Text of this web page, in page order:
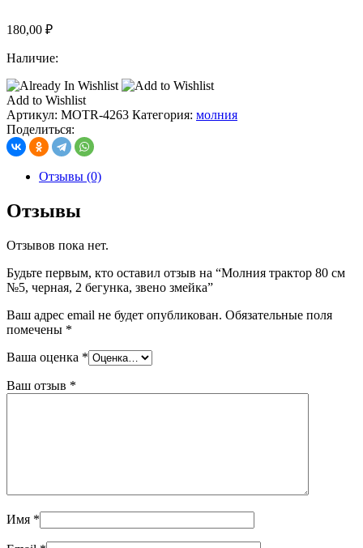
180,00 ₽
Наличие:
Add to Wishlist
Артикул: МOTR-4263 Категория: молния
Поделиться:
Отзывы (0)
Отзывы
Отзывов пока нет.
Будьте первым, кто оставил отзыв на “Молния трактор 80 см
№5, черная, 2 бегунка, звено змейка”
Ваш адрес email не будет опубликован. Обязательные поля
помечены *
Ваша оценка *
Ваш отзыв *
Имя *